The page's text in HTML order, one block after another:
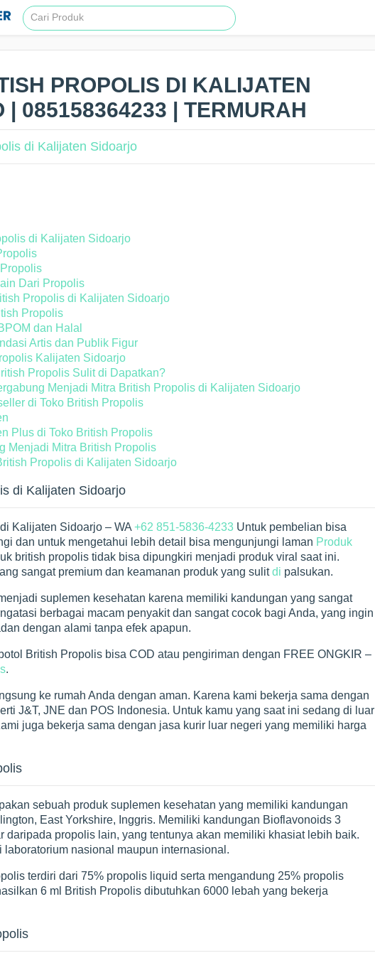
PROPOLIS DI KALIJATEN
| 085158364233 | TERMURAH
di Kalijaten Sidoarjo
Dari Propolis
Propolis di Kalijaten Sidoarjo
Propolis
dan Halal
Artis dan Publik Figur
Kalijaten Sidoarjo
Propolis Sulit di Dapatkan?
Menjadi Mitra British Propolis di Kalijaten Sidoarjo
di Toko British Propolis
Plus di Toko British Propolis
Menjadi Mitra British Propolis
Propolis di Kalijaten Sidoarjo
di Kalijaten Sidoarjo
Kalijaten Sidoarjo – WA +62 851-5836-4233 Untuk pembelian bisa
dan untuk mengetahui lebih detail bisa mengunjungi laman Produk
british propolis tidak bisa dipungkiri menjadi produk viral saat ini.
sangat premium dan keamanan produk yang sulitdi palsukan.
suplemen kesehatan karena memiliki kandungan yang sangat
berbagai macam penyakit dan sangat cocok bagi Anda, yang ingin
dengan alami tanpa efek apapun.
British Propolis bisa COD atau pengiriman dengan FREE ONGKIR –
.
ke rumah Anda dengan aman. Karena kami bekerja sama dengan
J&T, JNE dan POS Indonesia. Untuk kamu yang saat ini sedang di luar
juga bekerja sama dengan jasa kurir luar negeri yang memiliki harga
sebuah produk suplemen kesehatan yang memiliki kandungan
East Yorkshire, Inggris. Memiliki kandungan Bioflavonoids 3
daripada propolis lain, yang tentunya akan memiliki khasiat lebih baik.
laboratorium nasional maupun internasional.
terdiri dari 75% propolis liquid serta mengandung 25% propolis
6 ml British Propolis dibutuhkan 6000 lebah yang bekerja